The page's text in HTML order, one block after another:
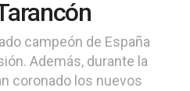
campeón de España
Además, durante la
coronado los nuevos